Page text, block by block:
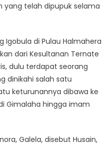
yang telah dipupuk selama
Igobula di Pulau Halmahera
dari Kesultanan Ternate
dulu terdapat seorang
dinikahi salah satu
keturunannya dibawa ke
Gimalaha hingga imam
Galela, disebut Husain,